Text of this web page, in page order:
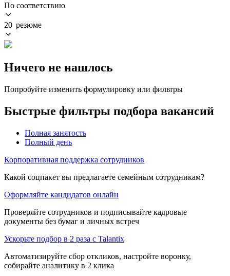
По соответствию
20 резюме
Ничего не нашлось
Попробуйте изменить формулировку или фильтры
Быстрые фильтры подбора вакансий
Полная занятость
Полный день
Корпоративная поддержка сотрудников
Какой соцпакет вы предлагаете семейным сотрудникам?
Оформляйте кандидатов онлайн
Проверяйте сотрудников и подписывайте кадровые
документы без бумаг и личных встреч
Ускорьте подбор в 2 раза с Talantix
Автоматизируйте сбор откликов, настройте воронку,
собирайте аналитику в 2 клика